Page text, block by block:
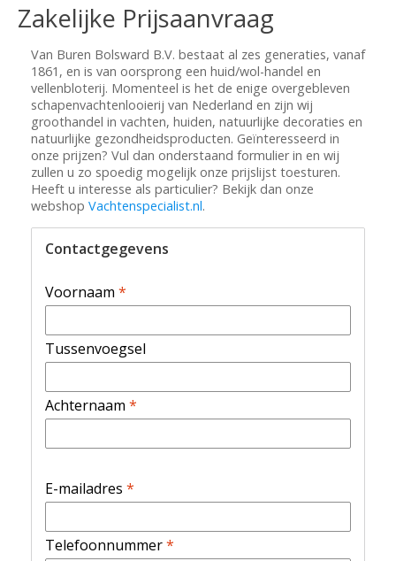
Zakelijke Prijsaanvraag
Van Buren Bolsward B.V. bestaat al zes generaties, vanaf
1861, en is van oorsprong een huid/wol-handel en
vellenbloterij. Momenteel is het de enige overgebleven
schapenvachtenlooierij van Nederland en zijn wij
groothandel in vachten, huiden, natuurlijke decoraties en
natuurlijke gezondheidsproducten. Geïnteresseerd in
onze prijzen? Vul dan onderstaand formulier in en wij
zullen u zo spoedig mogelijk onze prijslijst toesturen.
Heeft u interesse als particulier? Bekijk dan onze
webshop Vachtenspecialist.nl.
Contactgegevens
Voornaam *
Tussenvoegsel
Achternaam *
E-mailadres *
Telefoonnummer*